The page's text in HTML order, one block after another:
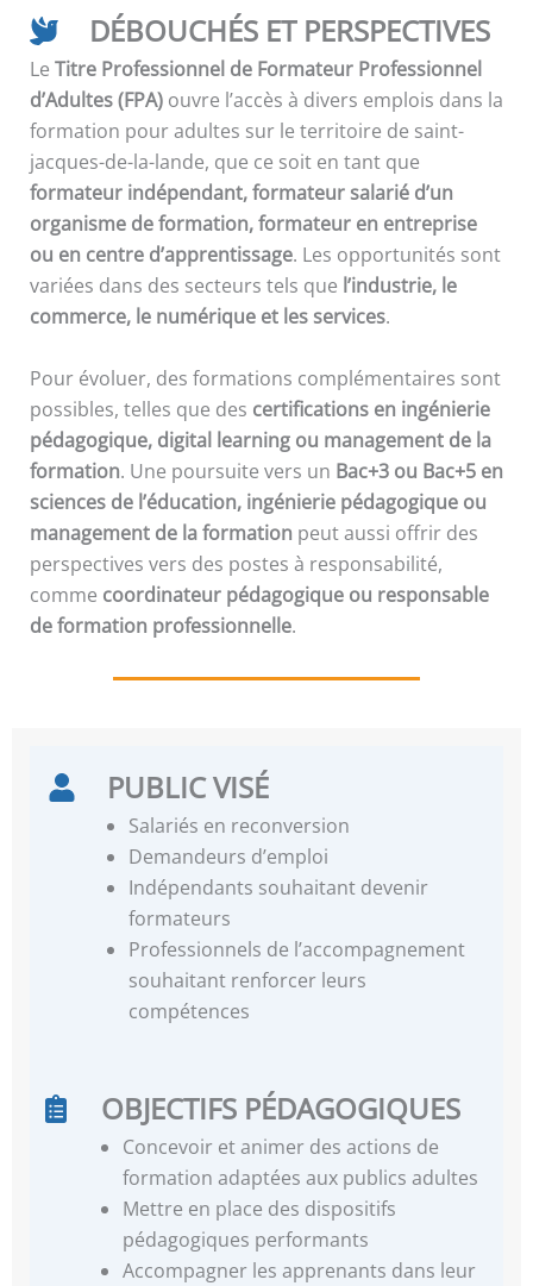
DÉBOUCHÉS ET PERSPECTIVES
Le Titre Professionnel de Formateur Professionnel
d’Adultes (FPA) ouvre l’accès à divers emplois dans la
formation pour adultes sur le territoire de saint-
jacques-de-la-lande, que ce soit en tant que
formateur indépendant, formateur salarié d’un
organisme de formation, formateur en entreprise
ou en centre d’apprentissage. Les opportunités sont
variées dans des secteurs tels que l’industrie, le
commerce, le numérique et les services.
Pour évoluer, des formations complémentaires sont
possibles, telles que des certifications en ingénierie
pédagogique, digital learning ou management de la
formation. Une poursuite vers un Bac+3 ou Bac+5 en
sciences de l’éducation, ingénierie pédagogique ou
management de la formation peut aussi offrir des
perspectives vers des postes à responsabilité,
comme coordinateur pédagogique ou responsable
de formation professionnelle.
PUBLIC VISÉ
Salariés en reconversion
Demandeurs d’emploi
Indépendants souhaitant devenir
formateurs
Professionnels de l’accompagnement
souhaitant renforcer leurs
compétences
OBJECTIFS PÉDAGOGIQUES
Concevoir et animer des actions de
formation adaptées aux publics adultes
Mettre en place des dispositifs
pédagogiques performants
Accompagner les apprenants dans leur